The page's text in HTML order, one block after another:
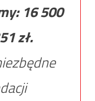
16 500
zł.